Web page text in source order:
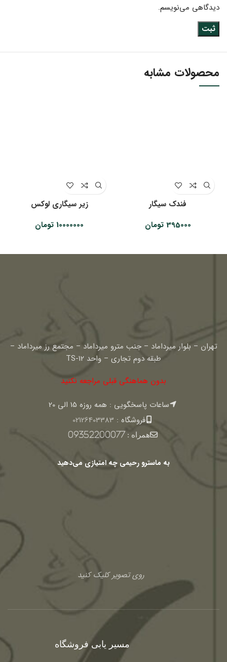
دیدگاهی می‌نویسم.
محصولات مشابه
فندک سیگار
395000 تومان
زیر سیگاری لوکس
10000000 تومان
تهران – بلوار میرداماد – جنب مترو میرداماد – مجتمع رز میرداماد –
طبقه دوم تجاری – واحد TS-12
بدون هماهنگی قبلی مراجعه نکنید
ساعات پاسخگویی : همه روزه 15 الی 20
فروشگاه : 02126403383
همراه :09352200077
به ماسترو رحیمی چه امتیازی می‌دهید
روی تصویر کلیک کنید
مسیر یابی فروشگاه